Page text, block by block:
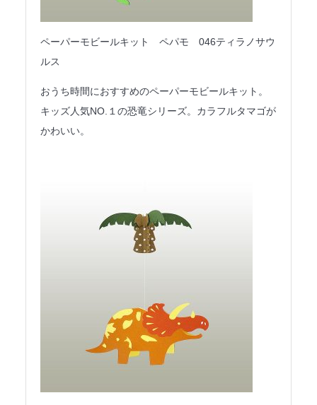
ペーパーモビールキット ペパモ 046ティラノサウ
ルス
おうち時間におすすめのペーパーモビールキット。
キッズ人気NO.１の恐竜シリーズ。カラフルタマゴが
かわいい。